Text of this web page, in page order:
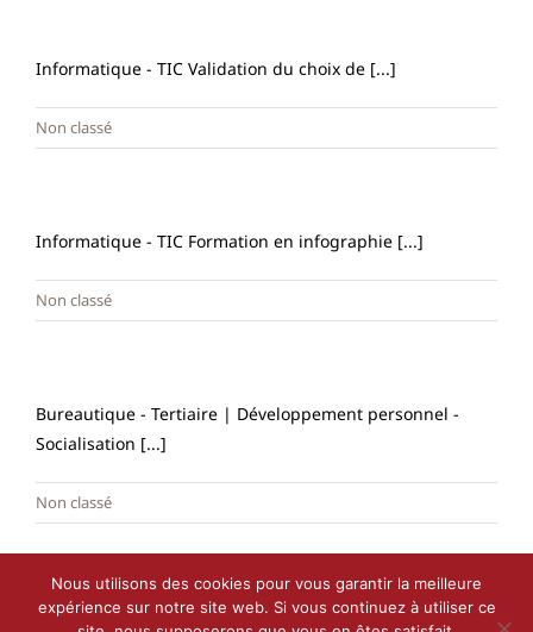
À propos de CALIF
Informatique - TIC Validation du choix de [...]
Non classé
Informatique - TIC Formation en infographie [...]
Non classé
Bureautique - Tertiaire | Développement personnel -
Socialisation [...]
Non classé
Nous utilisons des cookies pour vous garantir la meilleure
expérience sur notre site web. Si vous continuez à utiliser ce